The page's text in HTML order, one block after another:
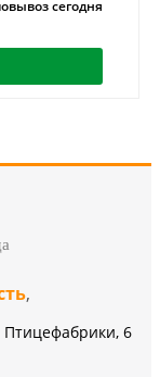
сегодня
,
6